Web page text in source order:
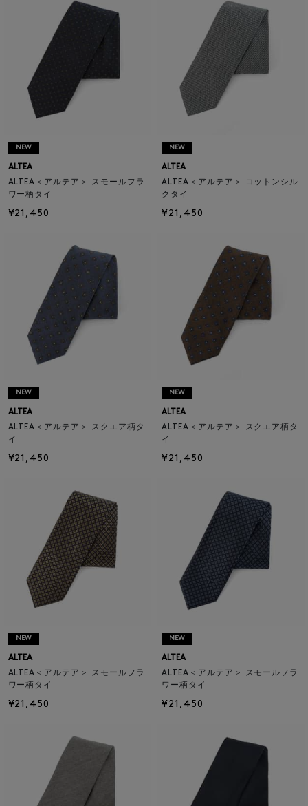
NEW
ALTEA
ALTEA＜アルテア＞ スモールフラ
ワー柄タイ
¥21,450
NEW
ALTEA
ALTEA＜アルテア＞ コットンシル
クタイ
¥21,450
NEW
ALTEA
ALTEA＜アルテア＞ スクエア柄タ
イ
¥21,450
NEW
ALTEA
ALTEA＜アルテア＞ スクエア柄タ
イ
¥21,450
NEW
ALTEA
ALTEA＜アルテア＞ スモールフラ
ワー柄タイ
¥21,450
NEW
ALTEA
ALTEA＜アルテア＞ スモールフラ
ワー柄タイ
¥21,450